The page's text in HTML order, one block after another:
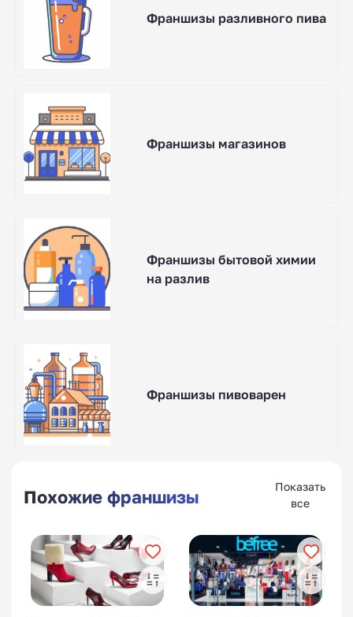
Франшизы разливного пива
Франшизы магазинов
Франшизы бытовой химии
на разлив
Франшизы пивоварен
Похожие франшизы
Показать
все